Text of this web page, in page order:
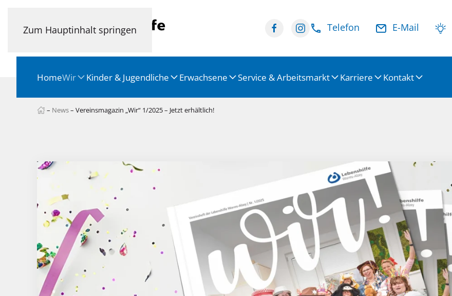
Zum Hauptinhalt springen Telefon E-Mail
HomeWir Kinder & Jugendliche Erwachsene Service & Arbeitsmarkt Karriere Kontakt
– News– Vereinsmagazin „Wir“ 1/2025 – Jetzt erhältlich!